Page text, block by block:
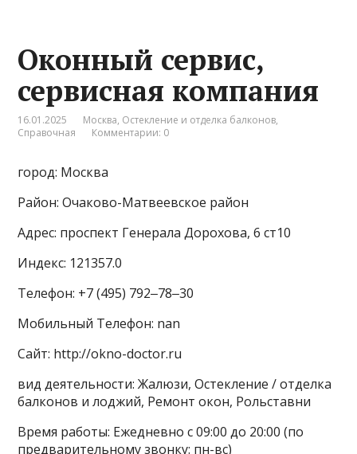
Оконный сервис,
сервисная компания
16.01.2025 Москва, Остекление и отделка балконов,
Справочная
Комментарии: 0
город: Москва
Район: Очаково-Матвеевское район
Адрес: проспект Генерала Дорохова, 6 ст10
Индекс: 121357.0
Телефон: +7 (495) 792‒78‒30
Мобильный Телефон: nan
Сайт: http://okno-doctor.ru
вид деятельности: Жалюзи, Остекление / отделка
балконов и лоджий, Ремонт окон, Рольставни
Время работы: Ежедневно с 09:00 до 20:00 (по
предварительному звонку: пн-вс)